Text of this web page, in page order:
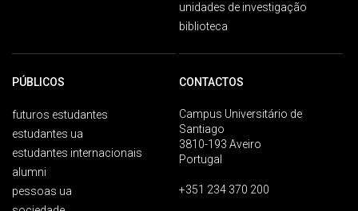
unidades de investigação
biblioteca
PÚBLICOS
futuros estudantes
estudantes ua
estudantes internacionais
alumni
pessoas ua
CONTACTOS
Campus Universitário de
Santiago
3810-193 Aveiro
Portugal
+351 234 370 200